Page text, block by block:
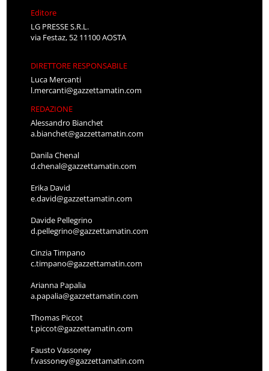
Editore
LG PRESSE S.R.L.
via Festaz, 52 11100 AOSTA
DIRETTORE RESPONSABILE
Luca Mercanti
l.mercanti@gazzettamatin.com
REDAZIONE
Alessandro Bianchet
a.bianchet@gazzettamatin.com
Danila Chenal
d.chenal@gazzettamatin.com
Erika David
e.david@gazzettamatin.com
Davide Pellegrino
d.pellegrino@gazzettamatin.com
Cinzia Timpano
c.timpano@gazzettamatin.com
Arianna Papalia
a.papalia@gazzettamatin.com
Thomas Piccot
t.piccot@gazzettamatin.com
Fausto Vassoney
f.vassoney@gazzettamatin.com